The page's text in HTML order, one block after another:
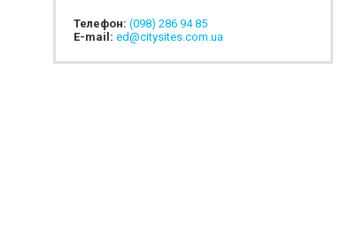
Телефон: (098) 286 94 85
E-mail: ed@citysites.com.ua